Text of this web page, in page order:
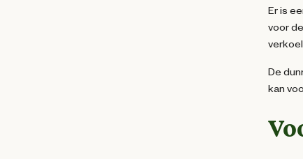
Er is
voor
De
kan